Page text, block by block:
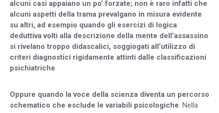
alcuni casi appaiano un po’ forzate; non è raro infatti che
alcuni aspetti della trama prevalgano in misura evidente
su altri, ad esempio quando gli esercizi di logica
deduttiva volti alla descrizione della mente dell’assassino
si rivelano troppo didascalici, soggiogati all’utilizzo di
criteri diagnostici rigidamente attinti dalle classificazioni
psichiatriche.
Oppure quando la voce della scienza diventa un percorso
schematico che esclude le variabili psicologiche. Nella